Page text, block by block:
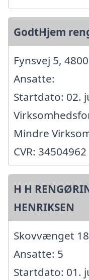
GodtHjem
Fynsvej 5,
Ansatte:
Startdato: 02.
Mindre
CVR: 34504962
H H
HENRIKSEN
Skovvænget
Ansatte: 5
Startdato: 01.